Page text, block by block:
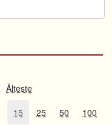
Älteste
15 25 50 100